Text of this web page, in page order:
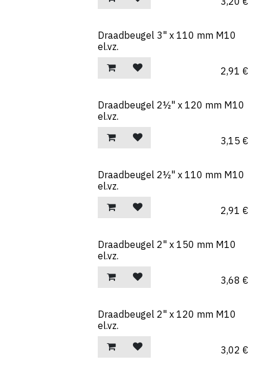
Draadbeugel 3" x 110 mm M10
el.vz.
2,91 €
Draadbeugel 2½" x 120 mm M10
el.vz.
3,15 €
Draadbeugel 2½" x 110 mm M10
el.vz.
2,91 €
Draadbeugel 2" x 150 mm M10
el.vz.
3,68 €
Draadbeugel 2" x 120 mm M10
el.vz.
3,02 €